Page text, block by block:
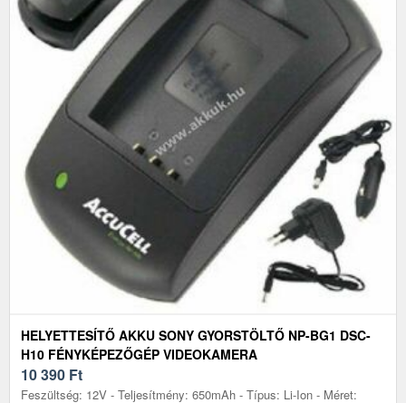
HELYETTESÍTŐ AKKU SONY GYORSTÖLTŐ NP-BG1 DSC-
H10 FÉNYKÉPEZŐGÉP VIDEOKAMERA
10 390 Ft
Feszültség: 12V - Teljesítmény: 650mAh - Típus: Li-Ion - Méret: